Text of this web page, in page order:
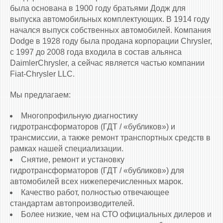
была основана в 1900 году братьями Додж для
выпуска автомобильных комплектующих. В 1914 году
начался выпуск собственных автомобилей. Компания
Dodge в 1928 году была продана корпорации Chrysler,
с 1997 до 2008 года входила в состав альянса
DaimlerChrysler, а сейчас является частью компании
Fiat-Chrysler LLC.
Мы предлагаем:
Многопрофильную диагностику
гидротрансформаторов (ГДТ / «бубликов») и
трансмиссии, а также ремонт транспортных средств в
рамках нашей специализации.
Снятие, ремонт и установку
гидротрансформаторов (ГДТ / «бубликов») для
автомобилей всех нижеперечисленных марок.
Качество работ, полностью отвечающее
стандартам автопроизводителей.
Более низкие, чем на СТО официальных дилеров и